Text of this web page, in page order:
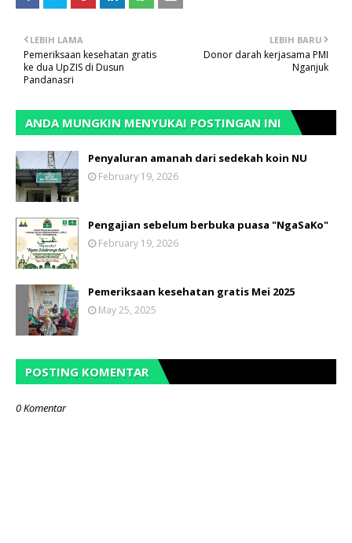
LEBIH BARU
Donor darah kerjasama PMI
Nganjuk
LEBIH LAMA
Pemeriksaan kesehatan gratis
ke dua UpZIS di Dusun
Pandanasri
ANDA MUNGKIN MENYUKAI POSTINGAN INI
Penyaluran amanah dari sedekah koin NU
February 19, 2026
Pengajian sebelum berbuka puasa "NgaSaKo"
February 19, 2026
Pemeriksaan kesehatan gratis Mei 2025
May 25, 2025
POSTING KOMENTAR
0 Komentar